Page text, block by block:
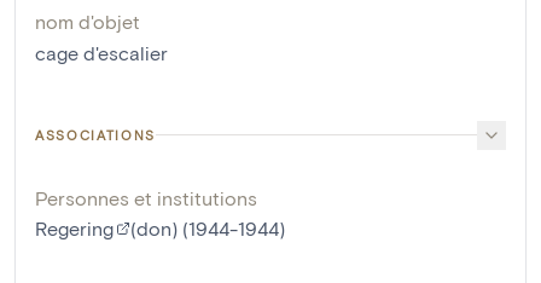
nom d'objet
cage d'escalier
ASSOCIATIONS
Personnes et institutions
Regering
(don) (1944-1944)